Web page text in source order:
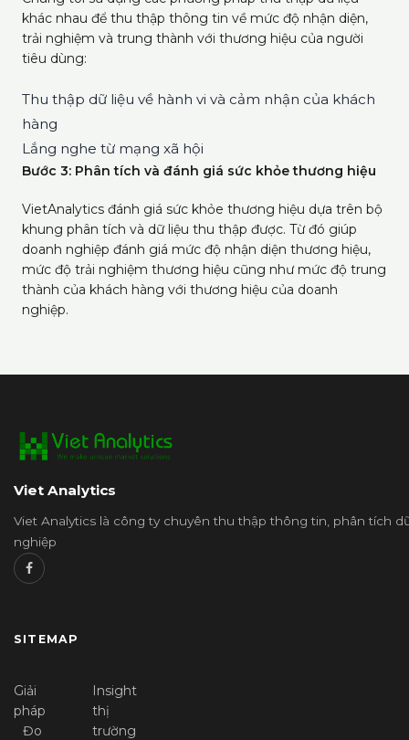
khác nhau để thu thập thông tin về mức độ nhận diện,
trải nghiệm và trung thành với thương hiệu của người
tiêu dùng:
Thu thập dữ liệu về hành vi và cảm nhận của khách
hàng
Lắng nghe từ mạng xã hội
Bước 3: Phân tích và đánh giá sức khỏe thương hiệu
VietAnalytics đánh giá sức khỏe thương hiệu dựa trên bộ
khung phân tích và dữ liệu thu thập được. Từ đó giúp
doanh nghiệp đánh giá mức độ nhận diện thương hiệu,
mức độ trải nghiệm thương hiệu cũng như mức độ trung
thành của khách hàng với thương hiệu của doanh
nghiệp.
Viet Analytics
Viet Analytics là công ty chuyên thu thập thông tin, phân tích
nghiệp
SITEMAP
Giải
pháp
Đo
Insight
thị
trường